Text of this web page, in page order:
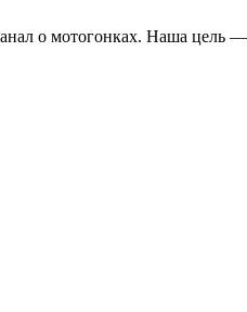
о мотогонках. Наша цель